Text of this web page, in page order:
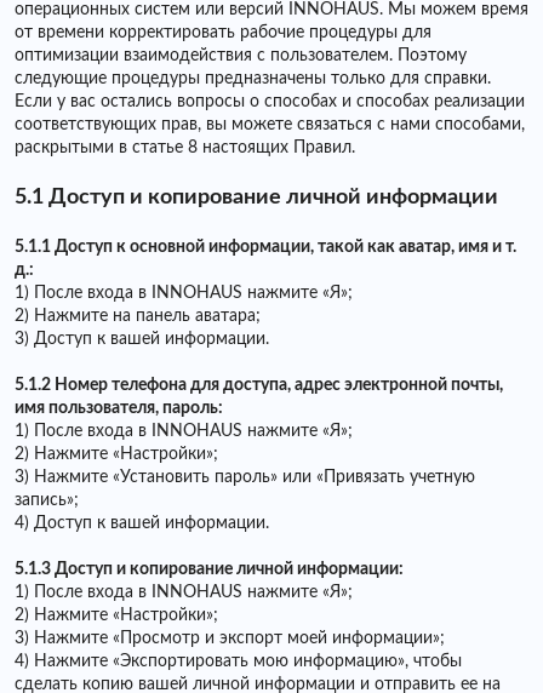
операционных систем или версий INNOHAUS. Мы можем время
от времени корректировать рабочие процедуры для
оптимизации взаимодействия с пользователем. Поэтому
следующие процедуры предназначены только для справки.
Если у вас остались вопросы о способах и способах реализации
соответствующих прав, вы можете связаться с нами способами,
раскрытыми в статье 8 настоящих Правил.
5.1 Доступ и копирование личной информации
5.1.1 Доступ к основной информации, такой как аватар, имя и т.
д.:
1) После входа в INNOHAUS нажмите «Я»;
2) Нажмите на панель аватара;
3) Доступ к вашей информации.
5.1.2 Номер телефона для доступа, адрес электронной почты,
имя пользователя, пароль:
1) После входа в INNOHAUS нажмите «Я»;
2) Нажмите «Настройки»;
3) Нажмите «Установить пароль» или «Привязать учетную
запись»;
4) Доступ к вашей информации.
5.1.3 Доступ и копирование личной информации:
1) После входа в INNOHAUS нажмите «Я»;
2) Нажмите «Настройки»;
3) Нажмите «Просмотр и экспорт моей информации»;
4) Нажмите «Экспортировать мою информацию», чтобы
сделать копию вашей личной информации и отправить ее на